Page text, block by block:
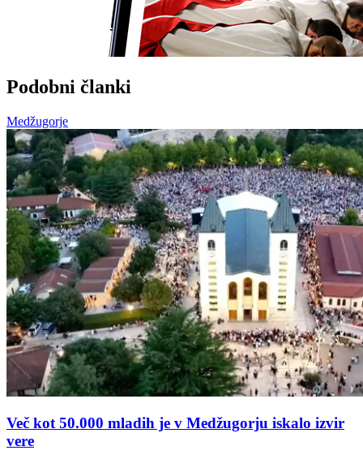
Podobni članki
Medžugorje
Več kot 50.000 mladih je v Medžugorju iskalo izvir
vere